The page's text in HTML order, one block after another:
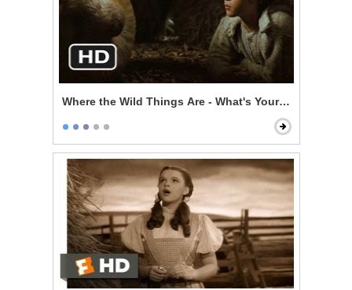
Where the Wild Things Are - What's Your Story?